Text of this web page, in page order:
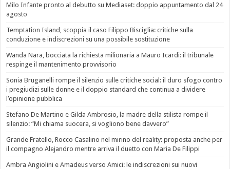
Milo Infante pronto al debutto su Mediaset: doppio appuntamento dal 24
agosto
Temptation Island, scoppia il caso Filippo Bisciglia: critiche sulla
conduzione e indiscrezioni su una possibile sostituzione
Wanda Nara, bocciata la richiesta milionaria a Mauro Icardi: il tribunale
respinge il mantenimento provvisorio
Sonia Bruganelli rompe il silenzio sulle critiche social: il duro sfogo contro
i pregiudizi sulle donne e il doppio standard che continua a dividere
l’opinione pubblica
Stefano De Martino e Gilda Ambrosio, la madre della stilista rompe il
silenzio: “Mi chiama suocera, si vogliono bene davvero”
Grande Fratello, Rocco Casalino nel mirino del reality: proposta anche per
il compagno Alejandro mentre arriva il duetto con Maria De Filippi
Ambra Angiolini e Amadeus verso Amici: le indiscrezioni sui nuovi